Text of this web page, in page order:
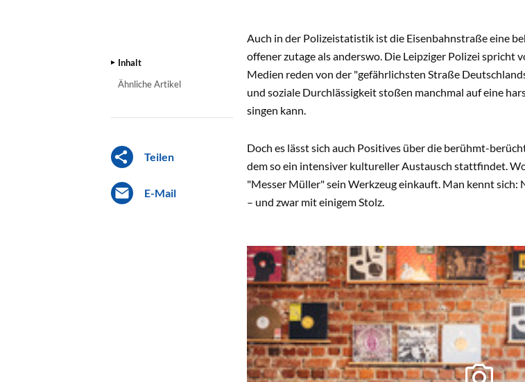
Inhalt
Ähnliche Artikel
Teilen
E-Mail
INHALT
Auch in der Polizeistatistik ist die Eisenbahnstraße eine
offener zutage als anderswo. Die Leipziger Polizei spricht
Medien reden von der "gefährlichsten Straße
und soziale Durchlässigkeit stoßen manchmal auf eine
singen kann.
Doch es lässt sich auch Positives über die berühmt-
dem so ein intensiver kultureller Austausch stattfindet.
"Messer Müller" sein Werkzeug einkauft. Man kennt
– und zwar mit einigem Stolz.